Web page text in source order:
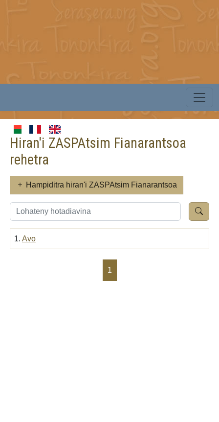
Hiran'i ZASPAtsim Fianarantsoa
rehetra
Hampiditra hiran'i ZASPAtsim Fianarantsoa
1. Avo
1